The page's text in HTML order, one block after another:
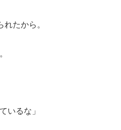
たから。
いるな」